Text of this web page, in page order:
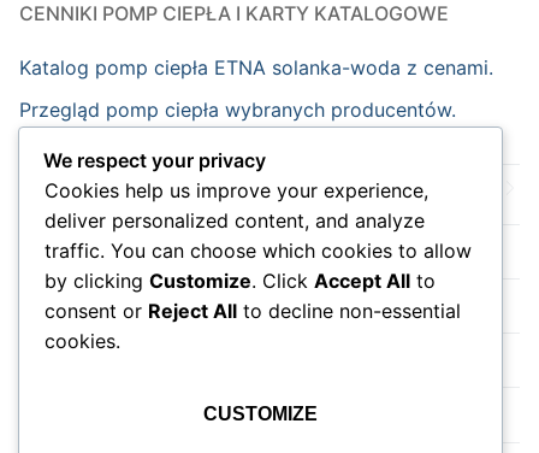
CENNIKI POMP CIEPŁA I KARTY KATALOGOWE
Katalog pomp ciepła ETNA solanka-woda z cenami.
Przegląd pomp ciepła wybranych producentów.
Strona główna
Nowości
Wydarzenia
Instalacja pompy ciepła
We respect your privacy
Cookies help us improve your experience,
deliver personalized content, and analyze
traffic. You can choose which cookies to allow
by clicking Customize. Click Accept All to
consent or Reject All to decline non-essential
cookies.
CUSTOMIZE